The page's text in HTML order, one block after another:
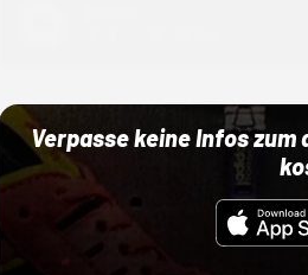
Verpasse keine Infos zum